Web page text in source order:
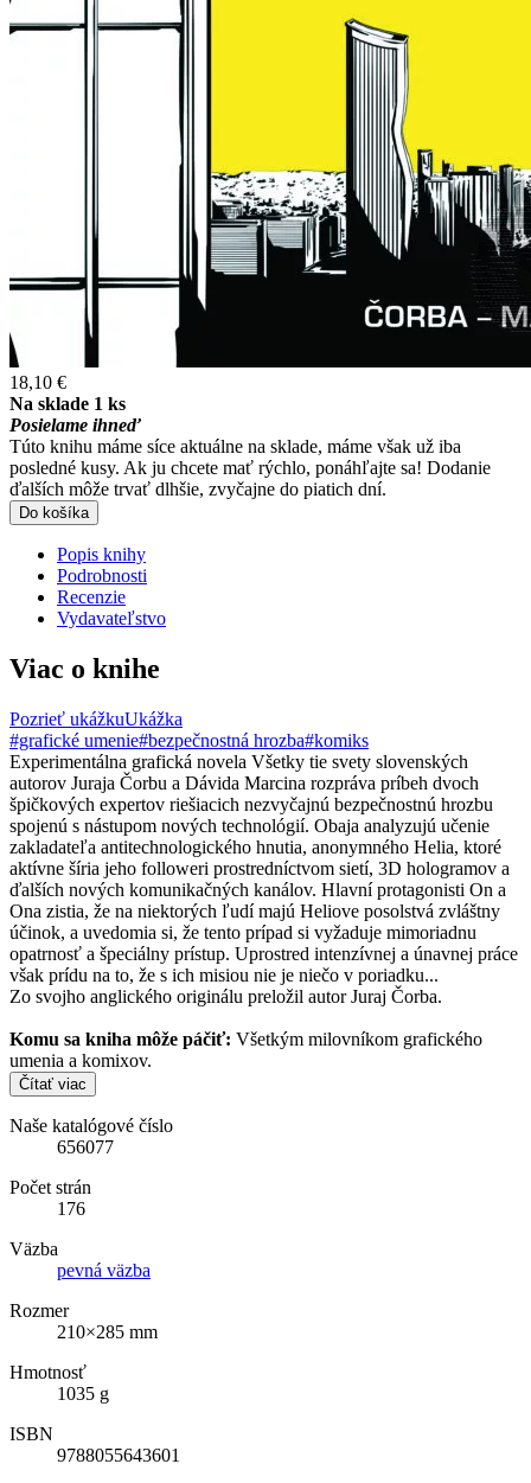
18,10 €
Na sklade 1 ks
Posielame ihneď
Túto knihu máme síce aktuálne na sklade, máme však už iba
posledné kusy. Ak ju chcete mať rýchlo, ponáhľajte sa! Dodanie
ďalších môže trvať dlhšie, zvyčajne do piatich dní.
Do košíka
Popis knihy
Podrobnosti
Recenzie
Vydavateľstvo
Viac o knihe
Pozrieť ukážkuUkážka
#grafické umenie#bezpečnostná hrozba#komiks
Experimentálna grafická novela Všetky tie svety slovenských
autorov Juraja Čorbu a Dávida Marcina rozpráva príbeh dvoch
špičkových expertov riešiacich nezvyčajnú bezpečnostnú hrozbu
spojenú s nástupom nových technológií. Obaja analyzujú učenie
zakladateľa antitechnologického hnutia, anonymného Helia, ktoré
aktívne šíria jeho followeri prostredníctvom sietí, 3D hologramov a
ďalších nových komunikačných kanálov. Hlavní protagonisti On a
Ona zistia, že na niektorých ľudí majú Heliove posolstvá zvláštny
účinok, a uvedomia si, že tento prípad si vyžaduje mimoriadnu
opatrnosť a špeciálny prístup. Uprostred intenzívnej a únavnej práce
však prídu na to, že s ich misiou nie je niečo v poriadku...
Zo svojho anglického originálu preložil autor Juraj Čorba.
Komu sa kniha môže páčiť: Všetkým milovníkom grafického
umenia a komixov.
Čítať viac
Naše katalógové číslo
656077
Počet strán
176
Väzba
pevná väzba
Rozmer
210×285 mm
Hmotnosť
1035 g
ISBN
9788055643601